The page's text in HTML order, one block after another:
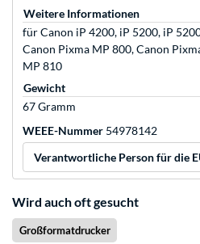
Weitere Informationen
für Canon iP 4200, iP 5200, iP
Canon Pixma MP 800, Canon
MP 810
Gewicht
67 Gramm
WEEE-Nummer 54978142
Verantwortliche Person für die
Wird auch oft gesucht
Großformatdrucker